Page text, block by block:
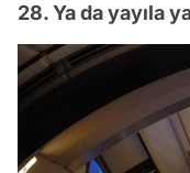
28. Ya da yayıla